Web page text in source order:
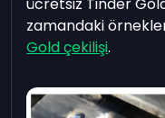
zamandaki
Gold çekilişi.